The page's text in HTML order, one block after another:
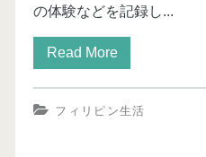
の体験などを記録し...
Read More
フィリピン生活